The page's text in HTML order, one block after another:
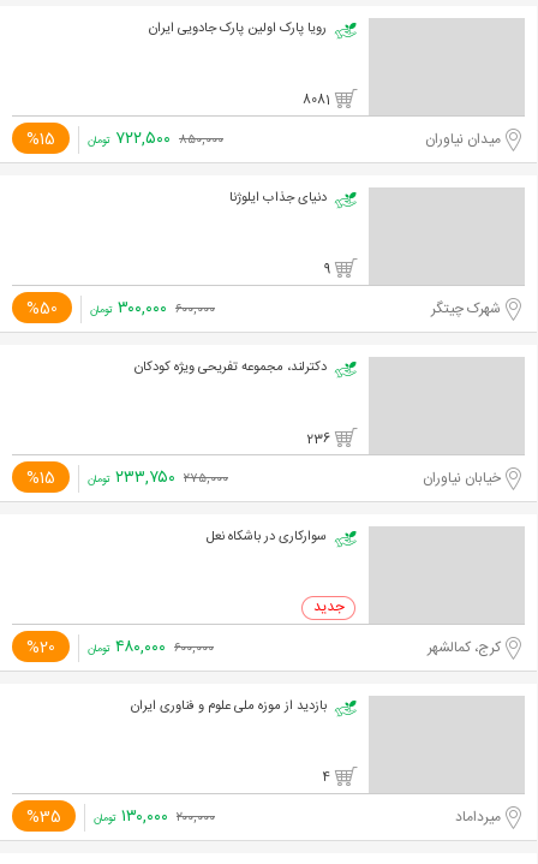
رویا پارک اولین پارک جادویی ایران
8081
میدان نیاوران %15 ۸۵۰,۰۰۰ ۷۲۲,۵۰۰ تومان
دنیای جذاب ایلوژنا
9
شهرک چیتگر %50 ۶۰۰,۰۰۰ ۳۰۰,۰۰۰ تومان
دکترلند، مجموعه تفریحی ویژه کودکان
236
خیابان نیاوران %15 ۲۷۵,۰۰۰ ۲۳۳,۷۵۰ تومان
سوارکاری در باشکاه نعل
کرج، کمالشهر %20 ۶۰۰,۰۰۰ ۴۸۰,۰۰۰ تومان
بازدید از موزه ملی علوم و فناوری ایران
4
میرداماد %35 ۲۰۰,۰۰۰ ۱۳۰,۰۰۰ تومان